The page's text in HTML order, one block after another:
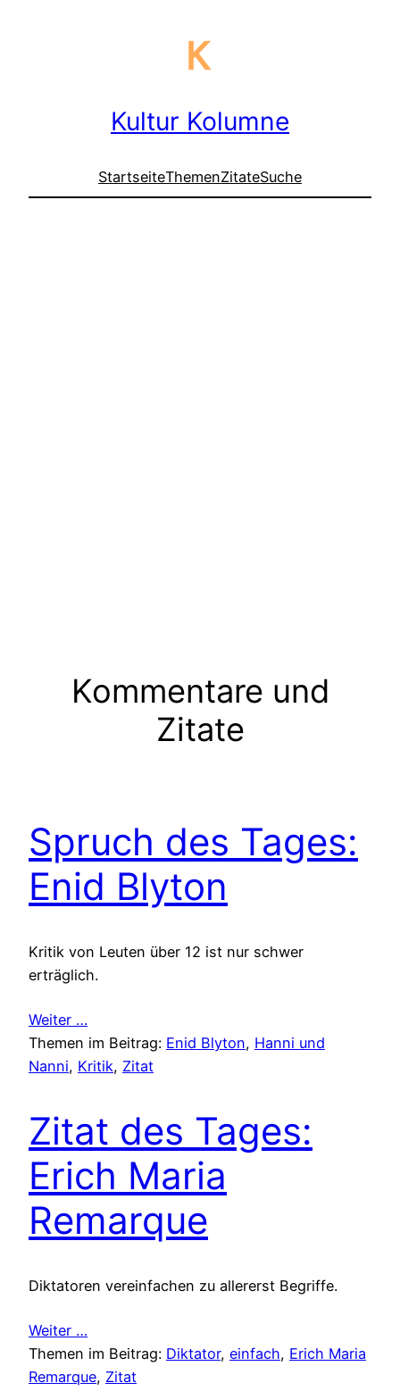
Kultur Kolumne
StartseiteThemenZitateSuche
Kommentare und
Zitate
Spruch des Tages:
Enid Blyton
Kritik von Leuten über 12 ist nur schwer
erträglich.
Weiter …
Themen im Beitrag: Enid Blyton, Hanni und
Nanni, Kritik, Zitat
Zitat des Tages:
Erich Maria
Remarque
Diktatoren vereinfachen zu allererst Begriffe.
Weiter …
Themen im Beitrag: Diktator, einfach, Erich Maria
Remarque, Zitat